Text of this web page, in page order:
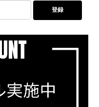
登録